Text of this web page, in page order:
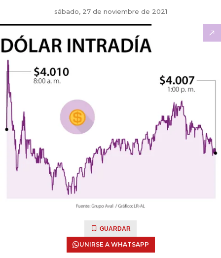
sábado, 27 de noviembre de 2021
GUARDAR
UNIRSE A WHATSAPP